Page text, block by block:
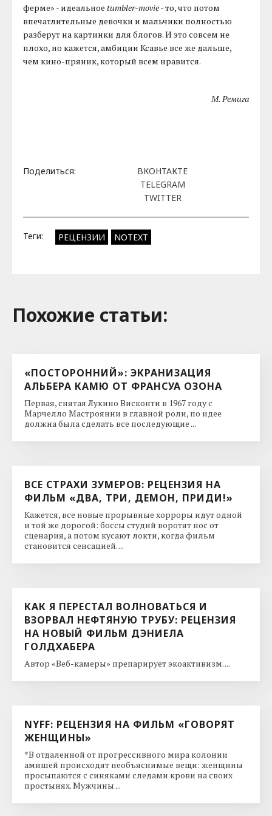
ферме» - идеальноеtumbler-movie- то, что потом
впечатлительные девочки и мальчики полностью
разберут на картинки для блогов. И это совсем не
плохо, но кажется, амбиции Ксавье все же дальше,
чем кино-пряник, который всем нравится.
М. Ремига
Поделиться:
ВКОНТАКТЕ
TELEGRAM
TWITTER
Теги: РЕЦЕНЗИИ NOTEXT
Похожие cтатьи:
«ПОСТОРОННИЙ»: ЭКРАНИЗАЦИЯ
АЛЬБЕРА КАМЮ ОТ ФРАНСУА ОЗОНА
Первая, снятая Лукино Висконти в 1967 году с
Марчелло Мастроянни в главной роли, по идее
должна была сделать все последующие ...
ВСЕ СТРАХИ ЗУМЕРОВ: РЕЦЕНЗИЯ НА
ФИЛЬМ «ДВА, ТРИ, ДЕМОН, ПРИДИ!»
Кажется, все новые прорывные хорроры идут одной
и той же дорогой: боссы студий воротят нос от
сценария, а потом кусают локти, когда фильм
становится сенсацией. ...
КАК Я ПЕРЕСТАЛ ВОЛНОВАТЬСЯ И
ВЗОРВАЛ НЕФТЯНУЮ ТРУБУ: РЕЦЕНЗИЯ
НА НОВЫЙ ФИЛЬМ ДЭНИЕЛА
ГОЛДХАБЕРА
Автор «Веб-камеры» препарирует экоактивизм. ...
NYFF: РЕЦЕНЗИЯ НА ФИЛЬМ «ГОВОРЯТ
ЖЕНЩИНЫ»
*В отдаленной от прогрессивного мира колонии
амишей происходят необъяснимые вещи: женщины
просыпаются с синяками следами крови на своих
простынях. Мужчины ...